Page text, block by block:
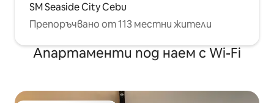
SM Seaside City Cebu
Препоръчвано от 113 местни жители
Апартаменти под наем с Wi-Fi